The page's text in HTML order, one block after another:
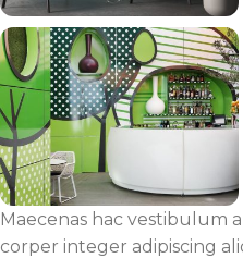
Maecenas hac vestibulum
corper integer adipiscing